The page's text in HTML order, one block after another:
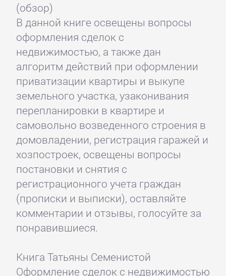
(обзор)
В данной книге освещены вопросы
оформления сделок с
недвижимостью, а также дан
алгоритм действий при оформлении
приватизации квартиры и выкупе
земельного участка, узаконивания
перепланировки в квартире и
самовольно возведенного строения в
домовладении, регистрация гаражей и
хозпостроек, освещены вопросы
постановки и снятия с
регистрационного учета граждан
(прописки и выписки), оставляйте
комментарии и отзывы, голосуйте за
понравившиеся.
Книга Татьяны Семенистой
Оформление сделок с недвижимостью